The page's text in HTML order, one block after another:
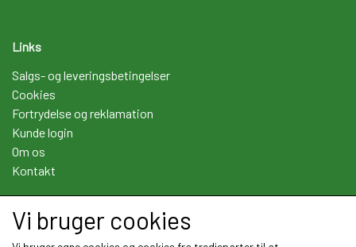
Links
Salgs- og leveringsbetingelser
Cookies
Fortrydelse og reklamation
Kunde login
Om os
Kontakt
Sociale medier
Vi bruger cookies